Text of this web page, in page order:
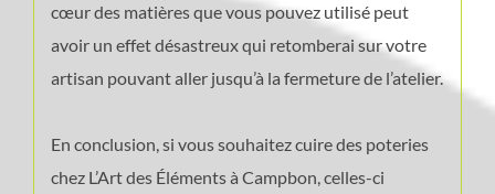
cœur des matières que vous pouvez utilisé peut
avoir un effet désastreux qui retomberai sur votre
artisan pouvant aller jusqu’à la fermeture de l’atelier.
En conclusion, si vous souhaitez cuire des poteries
chez L’Art des Éléments à Campbon, celles-ci